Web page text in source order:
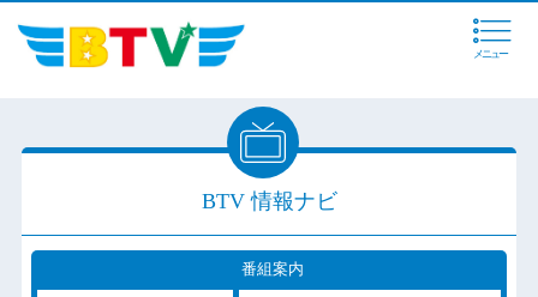
メニュー
BTV 情報ナビ
番組案内